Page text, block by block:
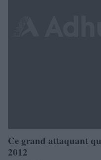
Ce grand attaquant
2012